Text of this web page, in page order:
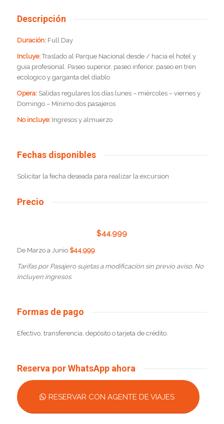
Descripción
Duración: Full Day
Incluye:Traslado al Parque Nacional desde / hacia el hotel y
guia profesional. Paseo superior, paseo inferior, paseo en tren
ecologico y garganta del diablo
Opera: Salidas regulares los días lunes – miércoles – viernes y
Domingo – Mínimo dos pasajeros
No incluye:Ingresos y almuerzo
Fechas disponibles
Solicitar la fecha deseada para realizar la excursion
Precio
$44.999
De Marzo a Junio $44.999
Tarifas por Pasajero sujetas a modificación sin previo aviso. No
incluyen ingresos.
Formas de pago
Efectivo, transferencia, depósito o tarjeta de crédito.
Reserva por WhatsApp ahora
RESERVAR CON AGENTE DE VIAJES